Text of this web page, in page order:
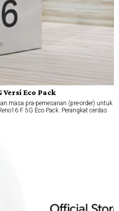
Versi Eco Pack
masa pra-pemesanan (pre-order) untuk
F 5G Eco Pack. Perangkat cerdas